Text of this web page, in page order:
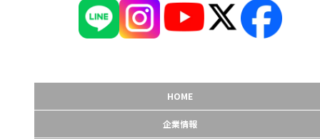
HOME
企業情報